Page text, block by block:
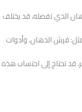
الذي تفضله، قد يختلف
فرش الدهان، وأدوات
قد تحتاج إلى احتساب هذه